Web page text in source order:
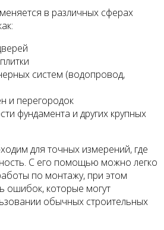
в различных сферах
систем (водопровод,
и перегородок
фундамента и других крупных
для точных измерений, где
С его помощью можно легко
по монтажу, при этом
ошибок, которые могут
обычных строительных